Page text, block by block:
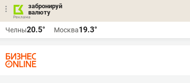
забронируй
валюту
Челны20.5° Москва19.3°